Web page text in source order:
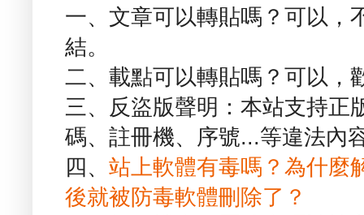
一、文章可以轉貼嗎？可以，
結。
二、載點可以轉貼嗎？可以，
三、反盜版聲明：本站支持正
碼、註冊機、序號...等違法內
四、 站上軟體有毒嗎？為什麼
後就被防毒軟體刪除了？